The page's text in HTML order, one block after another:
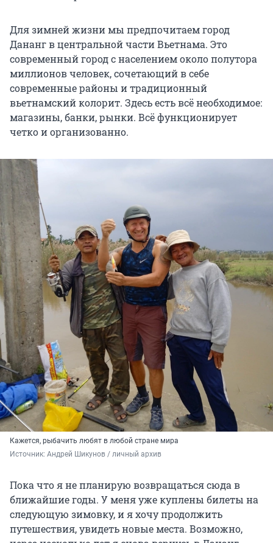
Для зимней жизни мы предпочитаем город
Дананг в центральной части Вьетнама. Это
современный город с населением около полутора
миллионов человек, сочетающий в себе
современные районы и традиционный
вьетнамский колорит. Здесь есть всё необходимое:
магазины, банки, рынки. Всё функционирует
четко и организованно.
Кажется, рыбачить любят в любой стране мира
Источник: Андрей Шикунов / личный архив
Пока что я не планирую возвращаться сюда в
ближайшие годы. У меня уже куплены билеты на
следующую зимовку, и я хочу продолжить
путешествия, увидеть новые места. Возможно,